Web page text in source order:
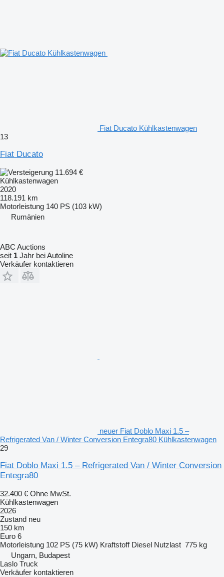
Fiat Ducato Kühlkastenwagen
13
Fiat Ducato
11.694 €
Kühlkastenwagen
2020
118.191 km
Motorleistung 140 PS (103 kW)
Rumänien
ABC Auctions
seit 1 Jahr bei Autoline
Verkäufer kontaktieren
neuer Fiat Doblo Maxi 1.5 –
Refrigerated Van / Winter Conversion Entegra80 Kühlkastenwagen
29
Fiat Doblo Maxi 1.5 – Refrigerated Van / Winter Conversion
Entegra80
32.400 € Ohne MwSt.
Kühlkastenwagen
2026
Zustand neu
150 km
Euro 6
Motorleistung 102 PS (75 kW) Kraftstoff Diesel Nutzlast 775 kg
Ungarn, Budapest
Laslo Truck
Verkäufer kontaktieren